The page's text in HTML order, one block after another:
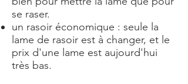
se raser.
un rasoir économique : seule la
lame de rasoir est à changer, et le
prix d'une lame est aujourd'hui
très bas.